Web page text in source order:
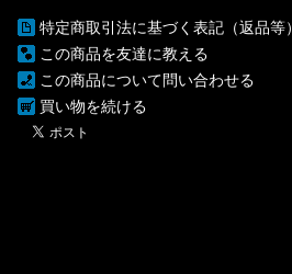
特定商取引法に基づく表記（返品等）
この商品を友達に教える
この商品について問い合わせる
買い物を続ける